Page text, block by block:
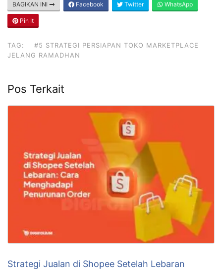
BAGIKAN INI Facebook Twitter WhatsApp
Pin It
TAG:
#5 STRATEGI PERSIAPAN TOKO MARKETPLACE
JELANG RAMADHAN
Pos Terkait
Strategi Jualan di Shopee Setelah Lebaran